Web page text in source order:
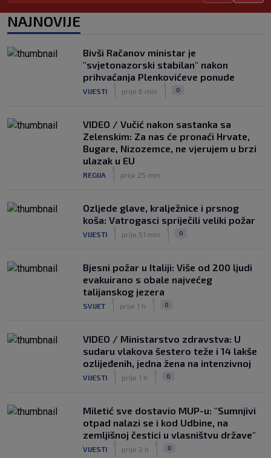
Bio je hit druge lige, a sada s Istrom
SK
|
prije 6 h
VIDEO / Tenisač se požalio na
gledatelja koji mu je smetao, reakcija
suca je hit
NAJNOVIJE
Bivši Račanov ministar je
"svjetonazorski stabilan" nakon
prihvaćanja Plenkovićeve ponude
VIJESTI prije 6 min 0
VIDEO / Vučić nakon sastanka sa
Zelenskim: Za nas će pronaći Hrvate,
Bugare, Nizozemce, ne vjerujem u brzi
ulazak u EU
REGIJA prije 25 min
Ozljede glave, kralježnice i prsnog
koša: Vatrogasci spriječili veliki požar
VIJESTI prije 51 min 0
Bjesni požar u Italiji: Više od 200 ljudi
evakuirano s obale najvećeg
talijanskog jezera
SVIJET prije 1 h 0
VIDEO / Ministarstvo zdravstva: U
sudaru vlakova šestero teže i 14 lakše
ozlijeđenih, jedna žena na intenzivnoj
VIJESTI prije 1 h 0
Miletić sve dostavio MUP-u: "Sumnjivi
otpad nalazi se i kod Udbine, na
zemljišnoj čestici u vlasništvu države"
VIJESTI prije 2 h 0